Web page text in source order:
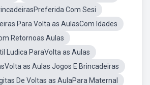
Com Sesi
Para Volta as AulasCom Idades
Retornoas Aulas
Ludica ParaVolta as Aulas
as Aulas Jogos E Brincadeiras
De Voltas as AulaPara Maternal